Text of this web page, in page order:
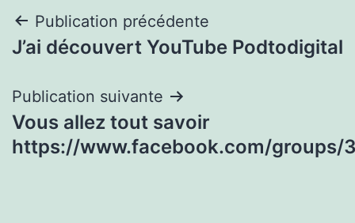
Navigation
de
l’article
Publication précédente
J’ai découvert YouTube Podtodigital
Publication suivante
Vous allez tout savoir
https://www.facebook.com/groups/